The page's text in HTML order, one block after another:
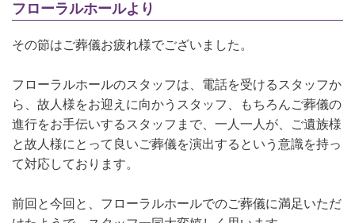
フローラルホールより
その節はご葬儀お疲れ様でございました。
フローラルホールのスタッフは、電話を受けるスタッフか
ら、故人様をお迎えに向かうスタッフ、もちろんご葬儀の
進行をお手伝いするスタッフまで、一人一人が、ご遺族様
と故人様にとって良いご葬儀を演出するという意識を持っ
て対応しております。
前回と今回と、フローラルホールでのご葬儀に満足いただ